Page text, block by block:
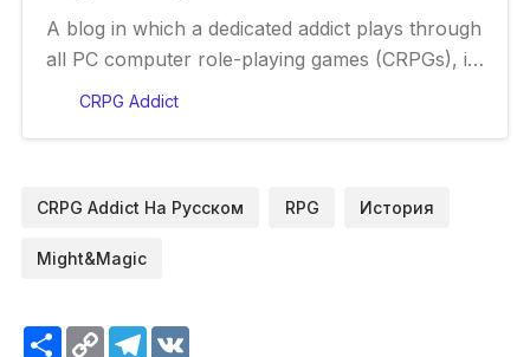
A blog in which a dedicated addict plays through
all PC computer role-playing games (CRPGs), in
chronological order.
CRPG Addict
CRPG Addict На Русском RPG История
Might&Magic
Ресурс
CopyTelegram
VK